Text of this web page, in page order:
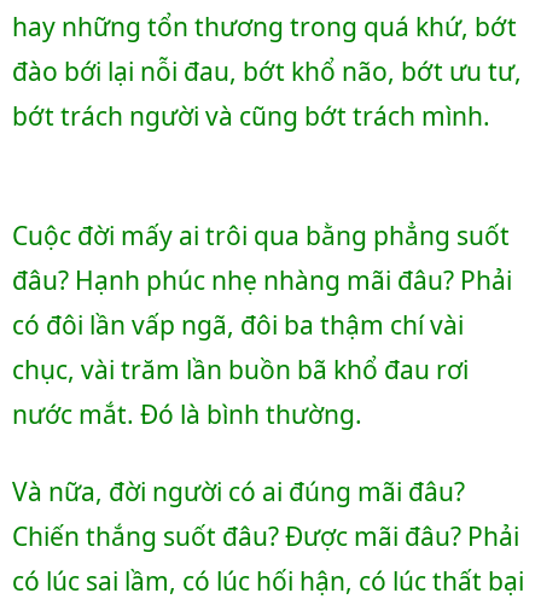
hay những tổn thương trong quá khứ, bớt
đào bới lại nỗi đau, bớt khổ não, bớt ưu tư,
bớt trách người và cũng bớt trách mình.
Cuộc đời mấy ai trôi qua bằng phẳng suốt
đâu? Hạnh phúc nhẹ nhàng mãi đâu? Phải
có đôi lần vấp ngã, đôi ba thậm chí vài
chục, vài trăm lần buồn bã khổ đau rơi
nước mắt. Đó là bình thường.
Và nữa, đời người có ai đúng mãi đâu?
Chiến thắng suốt đâu? Được mãi đâu? Phải
có lúc sai lầm, có lúc hối hận, có lúc thất bại